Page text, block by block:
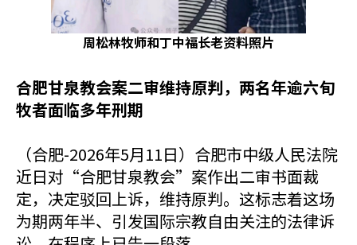
周松林牧师和丁中福长老资料照片
合肥甘泉教会案二审维持原判，两名年逾六旬
牧者面临多年刑期
（合肥-2026年5月11日）合肥市中级人民法院
近日对“合肥甘泉教会”案作出二审书面裁
定，决定驳回上诉，维持原判。这标志着这场
为期两年半、引发国际宗教自由关注的法律诉